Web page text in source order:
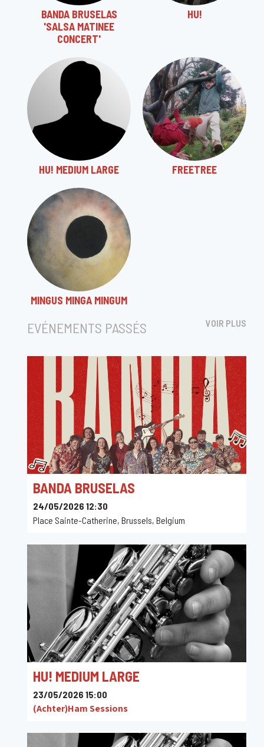
BANDA BRUSELAS
'SALSA MATINEE
CONCERT'
HU!
HU! MEDIUM LARGE FREETREE
MINGUS MINGA MINGUM
EVÉNEMENTS PASSÉS VOIR PLUS
BANDA BRUSELAS
24/05/2026 12:30
Place Sainte-Catherine, Brussels, Belgium
HU! MEDIUM LARGE
23/05/2026 15:00
(Achter)Ham Sessions